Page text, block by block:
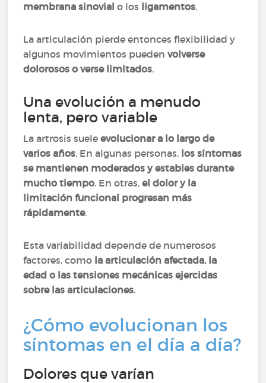
membrana sinovial o los ligamentos.
La articulación pierde entonces flexibilidad y
algunos movimientos puedenvolverse
dolorosos o verse limitados.
Una evolución a menudo
lenta, pero variable
La artrosis sueleevolucionar a lo largo de
varios años. En algunas personas, los síntomas
se mantienen moderados y estables durante
mucho tiempo. En otras,el dolor y la
limitación funcional progresan más
rápidamente.
Esta variabilidad depende de numerosos
factores, como la articulación afectada, la
edad o las tensiones mecánicas ejercidas
sobre las articulaciones.
¿Cómo evolucionan los
síntomas en el día a día?
Dolores que varían